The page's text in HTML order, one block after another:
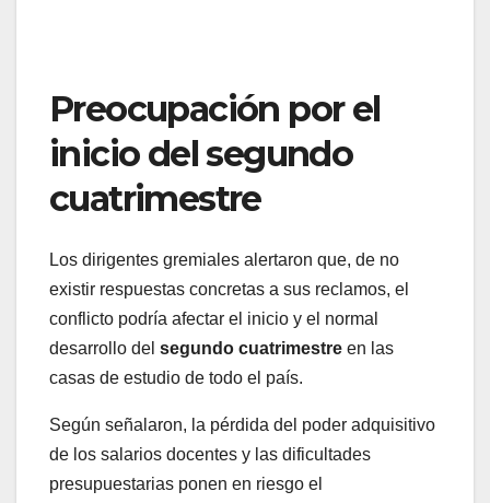
Preocupación por el
inicio del segundo
cuatrimestre
Los dirigentes gremiales alertaron que, de no
existir respuestas concretas a sus reclamos, el
conflicto podría afectar el inicio y el normal
desarrollo del segundo cuatrimestre en las
casas de estudio de todo el país.
Según señalaron, la pérdida del poder adquisitivo
de los salarios docentes y las dificultades
presupuestarias ponen en riesgo el